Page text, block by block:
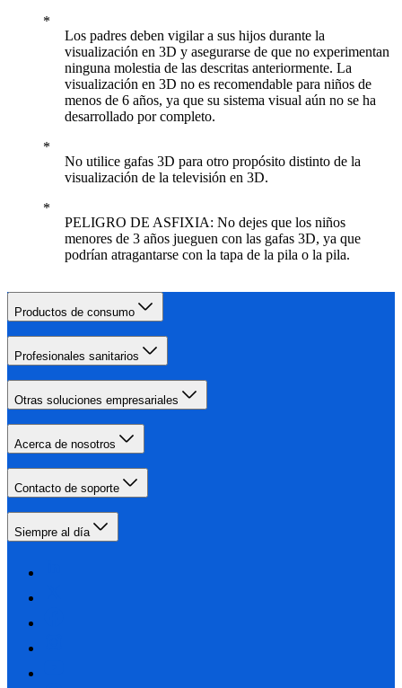
Los padres deben vigilar a sus hijos durante la
visualización en 3D y asegurarse de que no experimentan
ninguna molestia de las descritas anteriormente. La
visualización en 3D no es recomendable para niños de
menos de 6 años, ya que su sistema visual aún no se ha
desarrollado por completo.
No utilice gafas 3D para otro propósito distinto de la
visualización de la televisión en 3D.
PELIGRO DE ASFIXIA: No dejes que los niños
menores de 3 años jueguen con las gafas 3D, ya que
podrían atragantarse con la tapa de la pila o la pila.
Productos de consumo
Profesionales sanitarios
Otras soluciones empresariales
Acerca de nosotros
Contacto de soporte
Siempre al día